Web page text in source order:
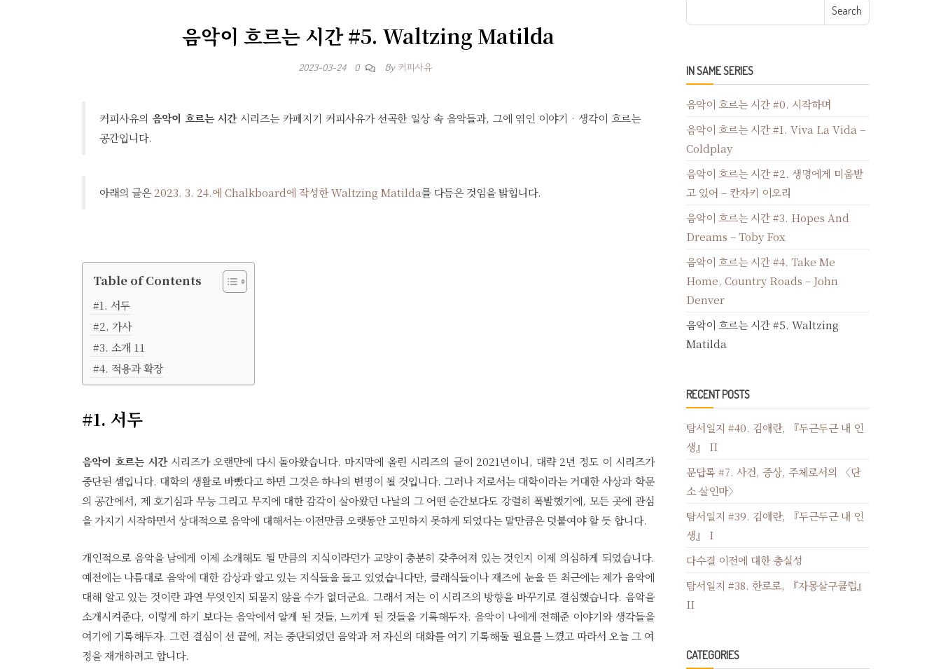
음악이 흐르는 시간 #5. Waltzing Matilda
2023-03-24 0 By 커피사유
커피사유의 음악이 흐르는 시간시리즈는 카페지기 커피사유가 선곡한 일상 속 음악들과, 그에 엮인 이야기 · 생각이 흐르는
공간입니다.
아래의 글은2023. 3. 24.에 Chalkboard에 작성한 Waltzing Matilda를 다듬은 것임을 밝힙니다.
Table of Contents
#1. 서두
#2. 가사
#3. 소개 11
#4. 적용과 확장
#1. 서두
음악이 흐르는 시간시리즈가 오랜만에 다시 돌아왔습니다. 마지막에 올린 시리즈의 글이 2021년이니, 대략 2년 정도 이 시리즈가
중단된 셈입니다. 대학의 생활로 바빴다고 하면 그것은 하나의 변명이 될 것입니다. 그러나 저로서는 대학이라는 거대한 사상과 학문
의 공간에서, 제 호기심과 무능 그리고 무지에 대한 감각이 살아왔던 나날의 그 어떤 순간보다도 강렬히 폭발했기에, 모든 곳에 관심
을 가지기 시작하면서 상대적으로 음악에 대해서는 이전만큼 오랫동안 고민하지 못하게 되었다는 말만큼은 덧붙여야 할 듯 합니다.
개인적으로 음악을 남에게 이제 소개해도 될 만큼의 지식이라던가 교양이 충분히 갖추어져 있는 것인지 이제 의심하게 되었습니다.
예전에는 나름대로 음악에 대한 감상과 알고 있는 지식들을 들고 있었습니다만, 클래식들이나 재즈에 눈을 뜬 최근에는 제가 음악에
대해 알고 있는 것이란 과연 무엇인지 되묻지 않을 수가 없더군요. 그래서 저는 이 시리즈의 방향을 바꾸기로 결심했습니다. 음악을
소개시켜준다, 이렇게 하기 보다는 음악에서 알게 된 것들, 느끼게 된 것들을 기록해두자. 음악이 나에게 전해준 이야기와 생각들을
여기에 기록해두자. 그런 결심이 선 끝에, 저는 중단되었던 음악과 저 자신의 대화를 여기 기록해둘 필요를 느꼈고 따라서 오늘 그 여
정을 재개하려고 합니다.
IN SAME SERIES
음악이 흐르는 시간 #0. 시작하며
음악이 흐르는 시간 #1. Viva La Vida –
Coldplay
음악이 흐르는 시간 #2. 생명에게 미움받
고 있어 – 칸자키 이오리
음악이 흐르는 시간 #3. Hopes And
Dreams – Toby Fox
음악이 흐르는 시간 #4. Take Me
Home, Country Roads – John
Denver
음악이 흐르는 시간 #5. Waltzing
Matilda
RECENT POSTS
탐서일지 #40. 김애란, 『두근두근 내 인
생』 II
문답록 #7. 사건, 증상, 주체로서의 〈단
소 살인마〉
탐서일지 #39. 김애란, 『두근두근 내 인
생』 I
다수결 이전에 대한 충실성
탐서일지 #38. 한로로, 『자몽살구클럽』
II
CATEGORIES